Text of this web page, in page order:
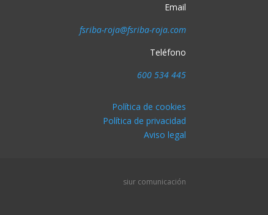
Email
fsriba-roja@fsriba-roja.com
Teléfono
600 534 445
Política de cookies
Política de privacidad
Aviso legal
siur comunicación